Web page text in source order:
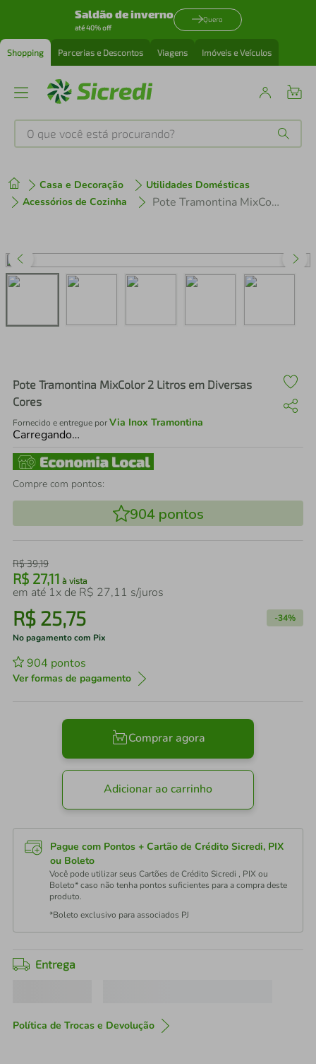
Saldão de inverno
até 40% off
Quero
Shopping Parcerias e Descontos Viagens Imóveis e Veículos
O que você está procurando?
Casa e Decoração
Utilidades Domésticas
Acessórios de Cozinha
Pote Tramontina MixColor 2 Litros em Diversas Cores
Pote Tramontina MixColor 2 Litros em Diversas
Cores
Fornecido e entregue porVia Inox Tramontina
Carregando…
Compre com pontos:
904pontos
R$39,19
R$ 27,11 à vista
em até 1x de R$ 27,11 s/juros
R$ 25,75 -34%
No pagamento com Pix
904 pontos
Ver formas de pagamento
Comprar agora
Adicionar ao carrinho
Pague com Pontos + Cartão de Crédito Sicredi, PIX
ou Boleto
Você pode utilizar seus Cartões de Crédito Sicredi , PIX ou
Boleto* caso não tenha pontos suficientes para a compra deste
produto.
*Boleto exclusivo para associados PJ
Entrega
Política de Trocas e Devolução
1º tenis
3º perfume